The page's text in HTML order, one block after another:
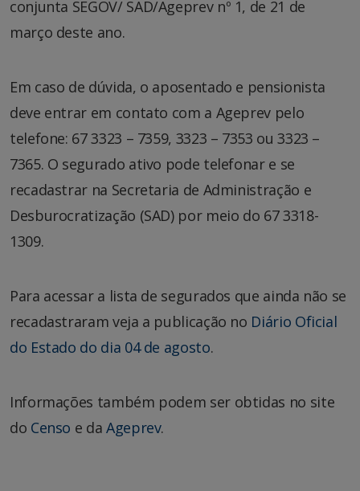
conjunta SEGOV/ SAD/Ageprev nº 1, de 21 de
março deste ano.
Em caso de dúvida, o aposentado e pensionista
deve entrar em contato com a Ageprev pelo
telefone: 67 3323 – 7359, 3323 – 7353 ou 3323 –
7365. O segurado ativo pode telefonar e se
recadastrar na Secretaria de Administração e
Desburocratização (SAD) por meio do 67 3318-
1309.
Para acessar a lista de segurados que ainda não se
recadastraram veja a publicação no Diário Oficial
do Estado do dia 04 de agosto.
Informações também podem ser obtidas no site
do Censo e da Ageprev.